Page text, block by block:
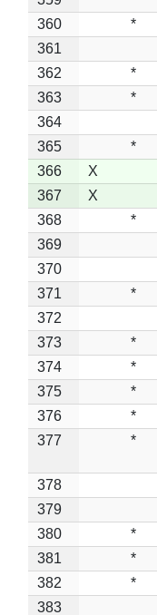
360
*
361
362
*
363
*
364
365
*
366
X
367
X
368
*
369
370
371
*
372
373
*
374
*
375
*
376
*
377
*
378
379
380
*
381
*
382
*
383